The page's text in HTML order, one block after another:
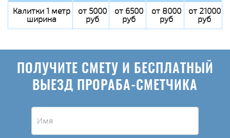
Калитки 1 метр
ширина
от 5000
руб
от 6500
руб
от 8000
руб
от 21000
руб
ПОЛУЧИТЕ СМЕТУ И БЕСПЛАТНЫЙ
ВЫЕЗД ПРОРАБА-СМЕТЧИКА